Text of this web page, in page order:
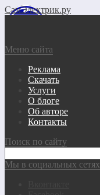
СамЭлектрик.ру
Меню сайта
Реклама
Скачать
Услуги
О блоге
Об авторе
Контакты
Поиск по сайту
Мы в социальных сетях